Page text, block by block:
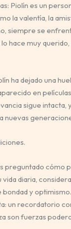
Piolín es un
la valentía, la
siempre se
hace muy
ha dejado una
en
sigue intacta,
nuevas
preguntado cómo
vida diaria,
y
un recordatorio
son fuerzas